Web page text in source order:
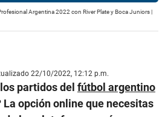
Argentina 2022 con River Plate y Boca Juniors |
22/10/2022, 12:12 p.m.
partidos del fútbol argentino
La opción online que necesitas